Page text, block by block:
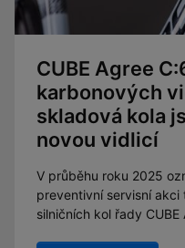
CUBE Agree
karbonových
skladová kola
novou vidlicí
V průběhu roku 2025
preventivní servisní
silničních kol řady CUBE